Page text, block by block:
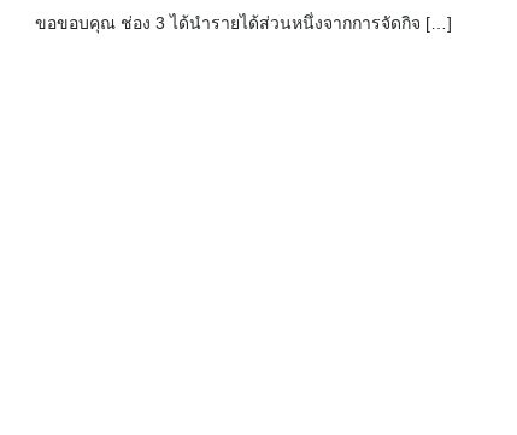
ขอขอบคุณ ช่อง 3 ได้นำรายได้ส่วนหนึ่งจากการจัดกิจ […]